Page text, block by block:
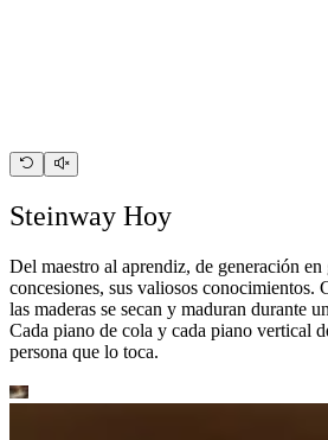
Steinway Hoy
Del maestro al aprendiz, de generación
concesiones, sus valiosos
las maderas se secan y maduran durante
Cada piano de cola y cada piano vertical
persona que lo toca.